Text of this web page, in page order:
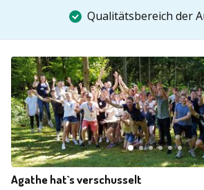
Qualitätsbereich der
Agathe hat`s verschusselt